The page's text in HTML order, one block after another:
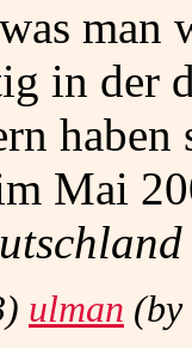
in der
Mai
ulman (by